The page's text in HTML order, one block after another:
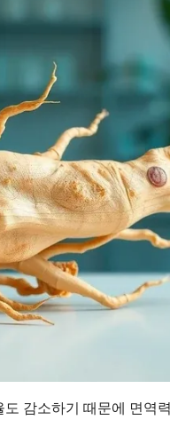
감소하기 때문에 면역